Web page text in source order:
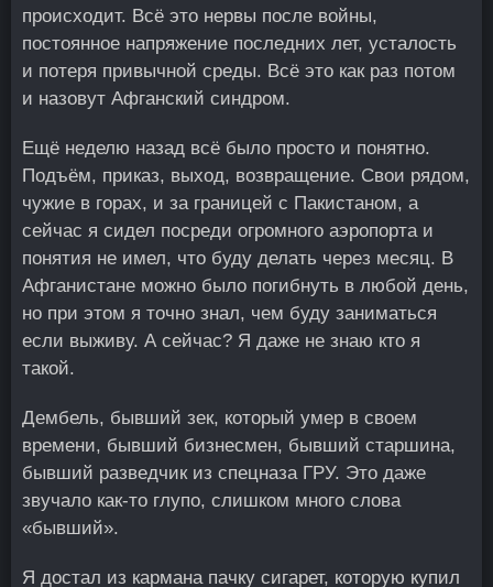
происходит. Всё это нервы после войны,
постоянное напряжение последних лет, усталость
и потеря привычной среды. Всё это как раз потом
и назовут Афганский синдром.
Ещё неделю назад всё было просто и понятно.
Подъём, приказ, выход, возвращение. Свои рядом,
чужие в горах, и за границей с Пакистаном, а
сейчас я сидел посреди огромного аэропорта и
понятия не имел, что буду делать через месяц. В
Афганистане можно было погибнуть в любой день,
но при этом я точно знал, чем буду заниматься
если выживу. А сейчас? Я даже не знаю кто я
такой.
Дембель, бывший зек, который умер в своем
времени, бывший бизнесмен, бывший старшина,
бывший разведчик из спецназа ГРУ. Это даже
звучало как-то глупо, слишком много слова
«бывший».
Я достал из кармана пачку сигарет, которую купил